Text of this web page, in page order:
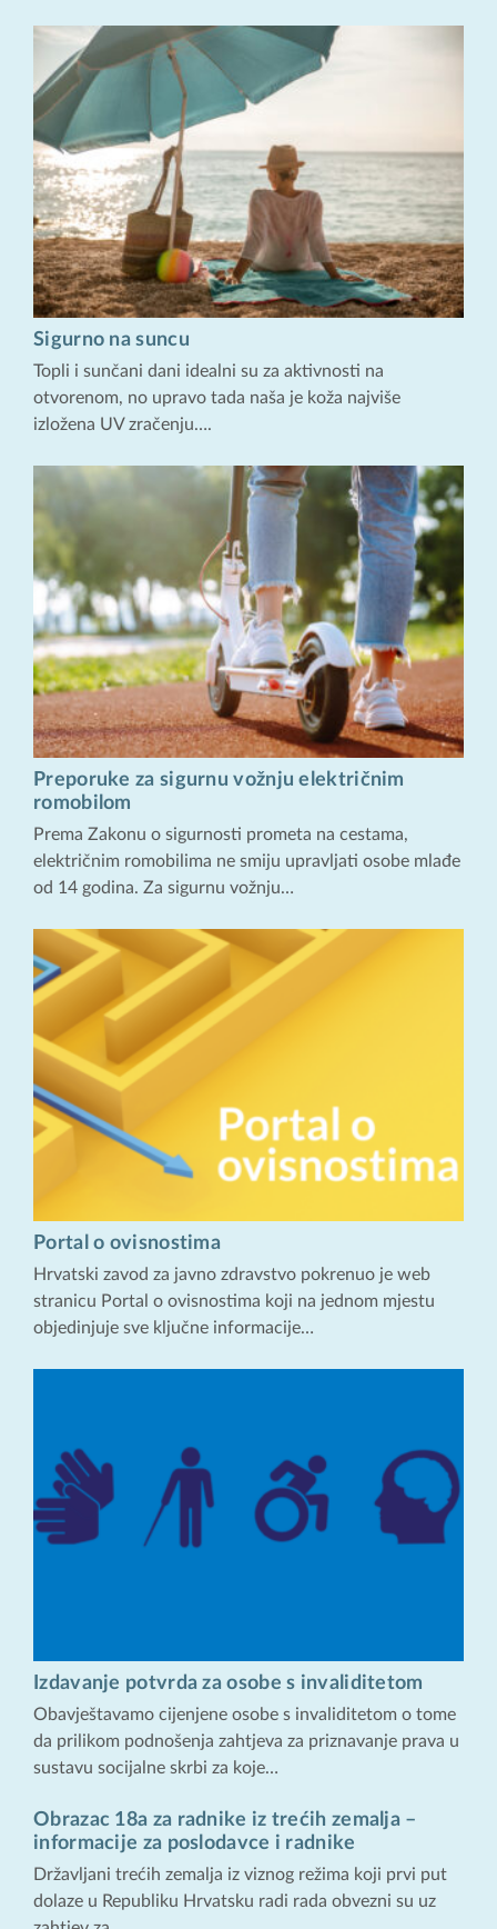
Sigurno na suncu
Topli i sunčani dani idealni su za aktivnosti na
otvorenom, no upravo tada naša je koža najviše
izložena UV zračenju….
Preporuke za sigurnu vožnju električnim
romobilom
Prema Zakonu o sigurnosti prometa na cestama,
električnim romobilima ne smiju upravljati osobe mlađe
od 14 godina. Za sigurnu vožnju…
Portal o ovisnostima
Hrvatski zavod za javno zdravstvo pokrenuo je web
stranicu Portal o ovisnostima koji na jednom mjestu
objedinjuje sve ključne informacije…
Izdavanje potvrda za osobe s invaliditetom
Obavještavamo cijenjene osobe s invaliditetom o tome
da prilikom podnošenja zahtjeva za priznavanje prava u
sustavu socijalne skrbi za koje…
Obrazac 18a za radnike iz trećih zemalja –
informacije za poslodavce i radnike
Državljani trećih zemalja iz viznog režima koji prvi put
dolaze u Republiku Hrvatsku radi rada obvezni su uz